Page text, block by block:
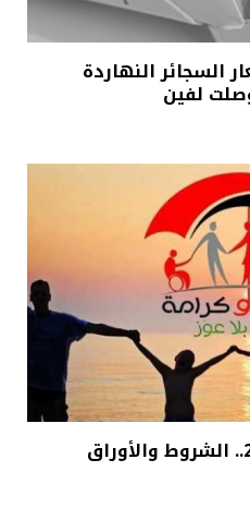
السجائر النهاردة
معاش تكافل وكرامة 2026.. الشروط والأوراق